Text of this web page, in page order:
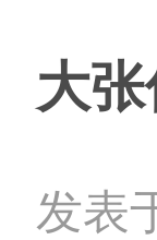
大
发表